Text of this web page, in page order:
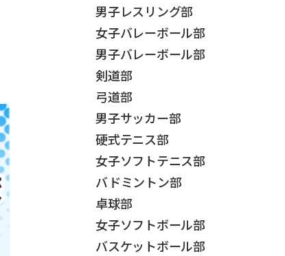
男子レスリング部
女子バレーボール部
男子バレーボール部
剣道部
弓道部
男子サッカー部
硬式テニス部
女子ソフトテニス部
バドミントン部
卓球部
女子ソフトボール部
バスケットボール部